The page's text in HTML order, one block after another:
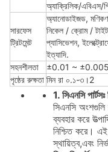
অ্যাক্রিলিক/এবিএস/
সারফেস
ট্রিটমেন্ট
অ্যানোডাইজড,
নিকেল / ক্রোম /
প্যাসিভেশন,
ইত্যাদি.
সহনশীলতা
±0.01 ~ ±0.005
পৃষ্ঠের রুক্ষতা মিন রা ০.১-৩।2
1. সিএনসি
সিএনসি অংশগুলি
ব্যবহার করে
নিশ্চিত করে।
স্থায়িত্ব,এবং